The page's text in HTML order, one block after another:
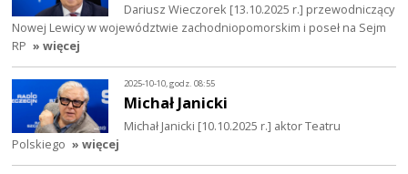
Dariusz Wieczorek [13.10.2025 r.] przewodniczący
Nowej Lewicy w województwie zachodniopomorskim i poseł na Sejm
RP » więcej
2025-10-10, godz. 08:55
Michał Janicki
Michał Janicki [10.10.2025 r.] aktor Teatru
Polskiego » więcej